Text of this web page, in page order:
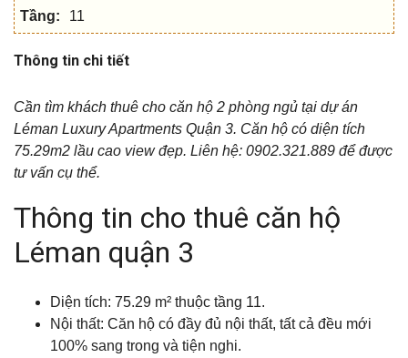
Tầng:
11
Thông tin chi tiết
Cần tìm khách thuê cho căn hộ 2 phòng ngủ tại dự án
Léman Luxury Apartments Quận 3. Căn hộ có diện tích
75.29m2 lầu cao view đẹp. Liên hệ: 0902.321.889 để được
tư vấn cụ thể.
Thông tin cho thuê căn hộ
Léman quận 3
Diện tích: 75.29 m² thuộc tầng 11.
Nội thất: Căn hộ có đầy đủ nội thất, tất cả đều mới
100% sang trong và tiện nghi.